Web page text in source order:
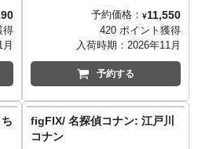
らのDXエディションには「仕込
み斧」「仕込み槍」「仕込み
傘」など義手忍具のほか、「鬼
仏」「【死】エフェクトシー
ト」も付属し、さらに世界観が
広がります。
得
月
スファクトリーからfigma化で
す！スムーズ且つキチッと決ま
るfigmaオリジナル関節パーツ、
そしてガイバーI専用に開発され
た関節パーツで、劇中のあらゆ
るシーンを再現。要所に軟質素
甲は開閉可能、各部の可動にも
配慮し、劇中同様のアクション
予約価格： ¥11,550
420 ポイント獲得
入荷時期： 2026年11月
予約する
figFIX/ 名探偵コナン: 江戸川
コナン